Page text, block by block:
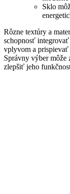
Sklo
Rôzne textúry a
schopnosť
vplyvom a prispievať
Správny výber
zlepšiť jeho